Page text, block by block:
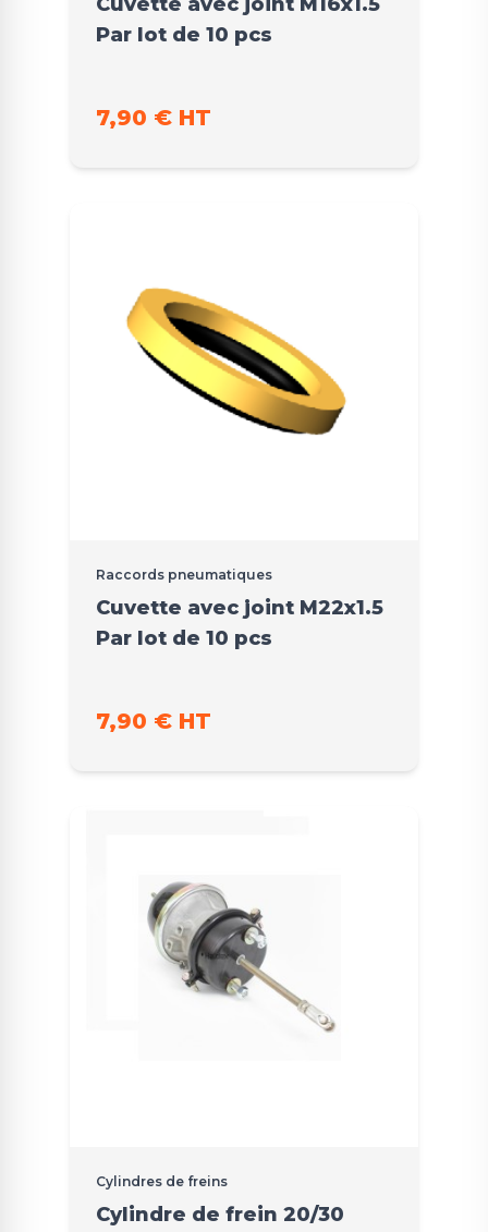
Par lot de 10 pcs
7,90 € HT
Raccords pneumatiques
Cuvette avec joint M22x1.5
Par lot de 10 pcs
7,90 € HT
Cylindres de freins
Cylindre de frein 20/30